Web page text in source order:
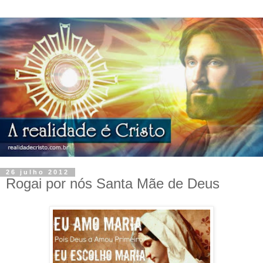
26 julho 2012
Rogai por nós Santa Mãe de Deus